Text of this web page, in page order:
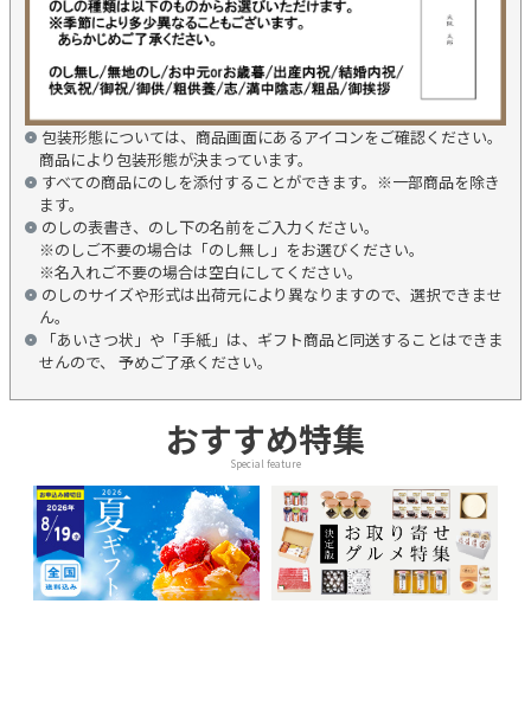
包装形態については、商品画面にあるアイコンをご確認ください。
商品により包装形態が決まっています。
すべての商品にのしを添付することができます。※一部商品を除き
ます。
のしの表書き、のし下の名前をご入力ください。
※のしご不要の場合は「のし無し」をお選びください。
※名入れご不要の場合は空白にしてください。
のしのサイズや形式は出荷元により異なりますので、選択できませ
ん。
「あいさつ状」や「手紙」は、ギフト商品と同送することはできま
せんので、 予めご了承ください。
おすすめ特集
Special feature